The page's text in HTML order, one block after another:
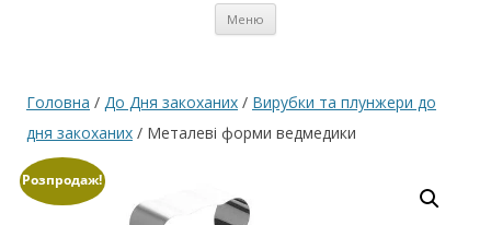
Меню
Головна / До Дня закоханих / Вирубки та плунжери до
дня закоханих / Металеві форми ведмедики
Розпродаж!